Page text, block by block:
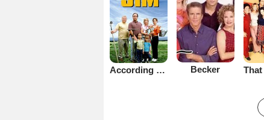
According to Jim Becker